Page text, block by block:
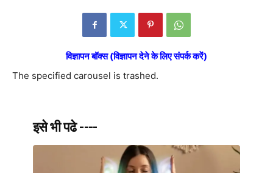
विज्ञापन बॉक्स (विज्ञापन देने के लिए संपर्क करें)
The specified carousel is trashed.
इसे भी पढे ----